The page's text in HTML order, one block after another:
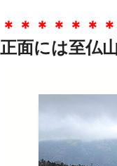
＊＊＊＊＊＊
正面には至